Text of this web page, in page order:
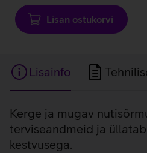
Lisan ostukorvi
Lisainfo
Lisainfo
Kerge ja mugav
terviseandmeid ja
kestvusega.